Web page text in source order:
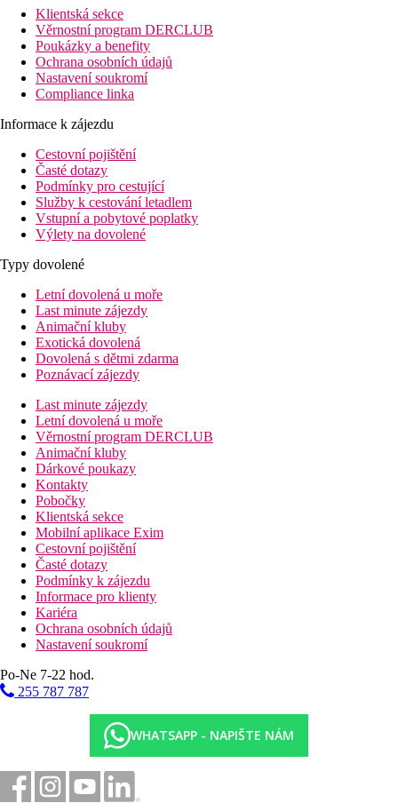
Klientská sekce
Věrnostní program DERCLUB
Poukázky a benefity
Ochrana osobních údajů
Nastavení soukromí
Compliance linka
Informace k zájezdu
Cestovní pojištění
Časté dotazy
Podmínky pro cestující
Služby k cestování letadlem
Vstupní a pobytové poplatky
Výlety na dovolené
Typy dovolené
Letní dovolená u moře
Last minute zájezdy
Animační kluby
Exotická dovolená
Dovolená s dětmi zdarma
Poznávací zájezdy
Last minute zájezdy
Letní dovolená u moře
Věrnostní program DERCLUB
Animační kluby
Dárkové poukazy
Kontakty
Pobočky
Klientská sekce
Mobilní aplikace Exim
Cestovní pojištění
Časté dotazy
Podmínky k zájezdu
Informace pro klienty
Kariéra
Ochrana osobních údajů
Nastavení soukromí
Po-Ne 7-22 hod.
255 787 787
WHATSAPP - NAPIŠTE NÁM